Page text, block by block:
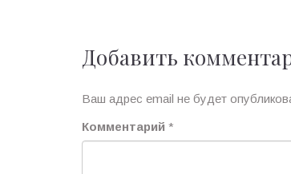
Добавить
Ваш адрес email не будет
Комментарий *